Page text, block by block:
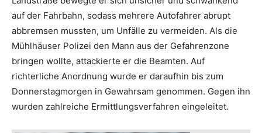
auf der Fahrbahn, sodass mehrere Autofahrer abrupt
abbremsen mussten, um Unfälle zu vermeiden. Als die
Mühlhäuser Polizei den Mann aus der Gefahrenzone
bringen wollte, attackierte er die Beamten. Auf
richterliche Anordnung wurde er daraufhin bis zum
Donnerstagmorgen in Gewahrsam genommen. Gegen ihn
wurden zahlreiche Ermittlungsverfahren eingeleitet.